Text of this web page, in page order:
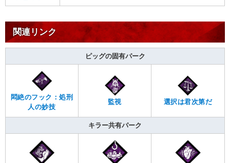
関連リンク
ピッグの固有パーク
悶絶のフック：処刑
人の妙技
監視 選択は君次第だ
キラー共有パーク